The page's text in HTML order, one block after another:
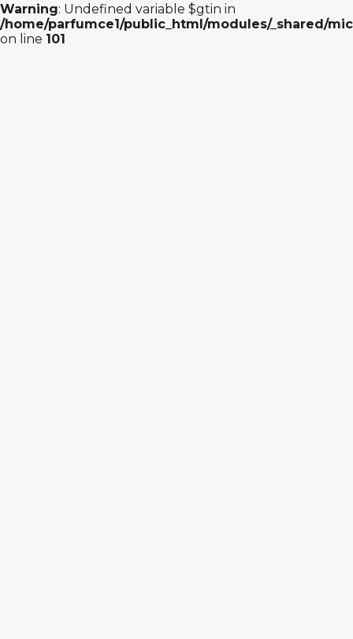
Warning: Undefined variable $gtin in
/home/parfumce1/public_html/modules/_shared/
on line 101